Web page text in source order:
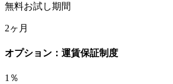
無料お試し期間
2ヶ月
オプション：運賃保証制度
1 ％